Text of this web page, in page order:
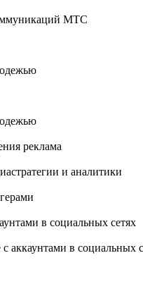
МТС
реклама
и аналитики
в социальных сетях
в социальных